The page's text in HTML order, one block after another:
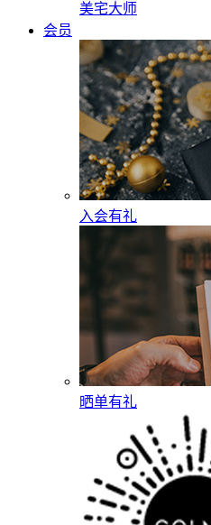
美宅大师
会员
入会有礼
晒单有礼